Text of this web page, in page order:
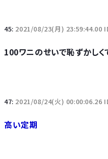
45: 2021/08/23(月) 23:59:44.00
100ワニのせいで恥ずかし
47: 2021/08/24(火) 00:00:06.26
高い定期